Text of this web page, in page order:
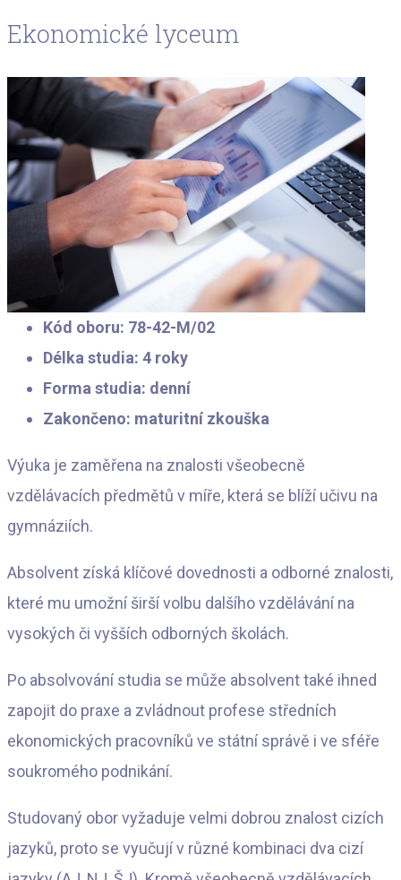
characters for results.
Ekonomické lyceum
Kód oboru: 78-42-M/02
Délka studia: 4 roky
Forma studia: denní
Zakončeno: maturitní zkouška
Výuka je zaměřena na znalosti všeobecně
vzdělávacích předmětů v míře, která se blíží učivu na
gymnáziích.
Absolvent získá klíčové dovednosti a odborné znalosti,
které mu umožní širší volbu dalšího vzdělávání na
vysokých či vyšších odborných školách.
Po absolvování studia se může absolvent také ihned
zapojit do praxe a zvládnout profese středních
ekonomických pracovníků ve státní správě i ve sféře
soukromého podnikání.
Studovaný obor vyžaduje velmi dobrou znalost cizích
jazyků, proto se vyučují v různé kombinaci dva cizí